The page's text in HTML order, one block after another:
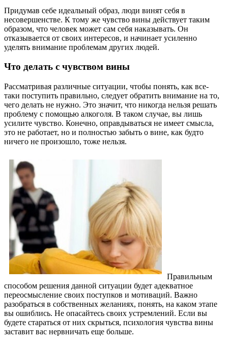
Придумав себе идеальный образ, люди винят себя в
несовершенстве. К тому же чувство вины действует таким
образом, что человек может сам себя наказывать. Он
отказывается от своих интересов, и начинает усиленно
уделять внимание проблемам других людей.
Что делать с чувством вины
Рассматривая различные ситуации, чтобы понять, как все-
таки поступить правильно, следует обратить внимание на то,
чего делать не нужно. Это значит, что никогда нельзя решать
проблему с помощью алкоголя. В таком случае, вы лишь
усилите чувство. Конечно, оправдываться не имеет смысла,
это не работает, но и полностью забыть о вине, как будто
ничего не произошло, тоже нельзя.
Правильным
способом решения данной ситуации будет адекватное
переосмысление своих поступков и мотиваций. Важно
разобраться в собственных желаниях, понять, на каком этапе
вы ошиблись. Не опасайтесь своих устремлений. Если вы
будете стараться от них скрыться, психология чувства вины
заставит вас нервничать еще больше.